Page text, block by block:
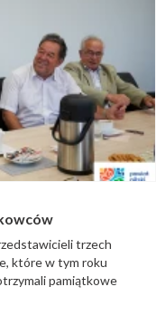
trzech
które w tym roku
pamiątkowe